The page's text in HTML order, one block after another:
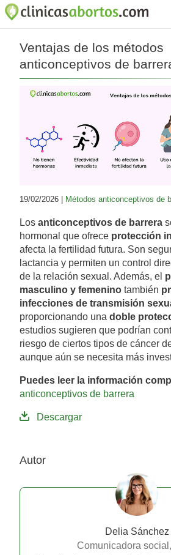
Ventajas de los métodos
anticonceptivos de
19/02/2026 | Métodos anticonceptivos de
Los anticonceptivos de barrera
hormonal que ofrece protección
afecta la fertilidad futura. Son
lactancia y permiten un control
de la relación sexual. Además, el
masculino y femenino también
infecciones de transmisión
proporcionando una doble
estudios sugieren que podrían
riesgo de ciertos tipos de cáncer
aunque aún se necesita más
Puedes leer la información
anticonceptivos de barrera
Descargar
Autor
Delia Sánchez
Comunicadora